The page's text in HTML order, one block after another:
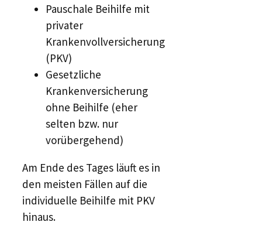
Pauschale Beihilfe mit
privater
Krankenvollversicherung
(PKV)
Gesetzliche
Krankenversicherung
ohne Beihilfe (eher
selten bzw. nur
vorübergehend)
Am Ende des Tages läuft es in
den meisten Fällen auf die
individuelle Beihilfe mit PKV
hinaus.